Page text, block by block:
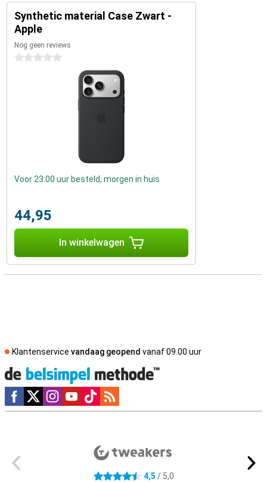
Synthetic material Case Zwart -
Apple
Nog geen reviews
0 sterren
Voor 23:00 uur besteld, morgen in huis
44,95
In winkelwagen
Klantenservice vandaag geopend vanaf 09.00 uur
Social media
4.5 sterren 4,5 / 5,0